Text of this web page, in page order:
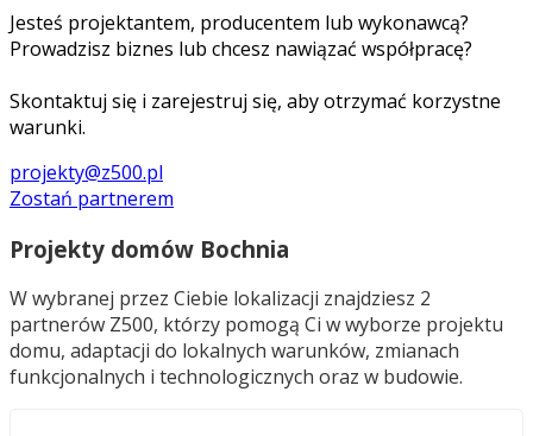
Jesteś projektantem, producentem lub wykonawcą?
Prowadzisz biznes lub chcesz nawiązać współpracę?
Skontaktuj się i zarejestruj się, aby otrzymać korzystne
warunki.
projekty@z500.pl
Zostań partnerem
Projekty domów Bochnia
W wybranej przez Ciebie lokalizacji znajdziesz 2
partnerów Z500, którzy pomogą Ci w wyborze projektu
domu, adaptacji do lokalnych warunków, zmianach
funkcjonalnych i technologicznych oraz w budowie.